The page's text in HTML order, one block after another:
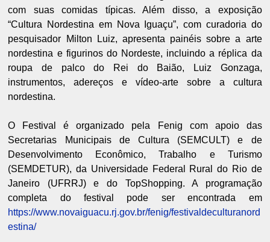
com suas comidas típicas. Além disso, a exposição
“Cultura Nordestina em Nova Iguaçu”, com curadoria do
pesquisador Milton Luiz, apresenta painéis sobre a arte
nordestina e figurinos do Nordeste, incluindo a réplica da
roupa de palco do Rei do Baião, Luiz Gonzaga,
instrumentos, adereços e vídeo-arte sobre a cultura
nordestina.
O Festival é organizado pela Fenig com apoio das
Secretarias Municipais de Cultura (SEMCULT) e de
Desenvolvimento Econômico, Trabalho e Turismo
(SEMDETUR), da Universidade Federal Rural do Rio de
Janeiro (UFRRJ) e do TopShopping. A programação
completa do festival pode ser encontrada em
https://www.novaiguacu.rj.gov.br/fenig/festivaldeculturanord
estina/